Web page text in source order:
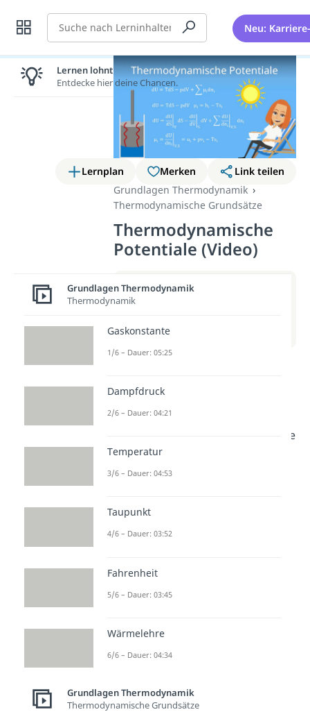
Suche Neu:
Lernplan Merken
Link teilen
Grundlagen Thermodynamik
Thermodynamische Grundsätze
Thermodynamische
Potentiale (Video)
Weitere Infos erhältst du im
Beitrag zum Video
Thermodynamische Potentiale
thermodynamische Potentiale
sind und wie sie in der Physik
verwendet werden. Verstehen, wie
diese Potentiale funktionieren, ist
wichtig, um komplexe
analysieren und zu verstehen.
Schau dir das Video an, um mehr
Bereich
Thermodynamik
Lernen lohnt sich!
Entdecke hier deine Chancen.
Grundlagen Thermodynamik
Thermodynamik
Gaskonstante
1/6 – Dauer: 05:25
Dampfdruck
2/6 – Dauer: 04:21
Temperatur
3/6 – Dauer: 04:53
Taupunkt
4/6 – Dauer: 03:52
Fahrenheit
5/6 – Dauer: 03:45
Wärmelehre
6/6 – Dauer: 04:34
Grundlagen Thermodynamik
Thermodynamische Grundsätze